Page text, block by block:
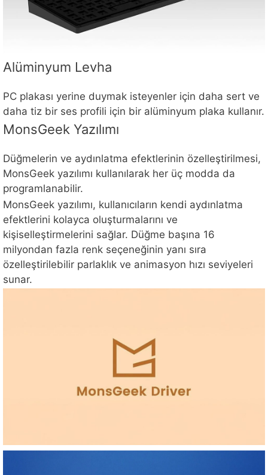
Alüminyum Levha
PC plakası yerine duymak isteyenler için daha sert ve
daha tiz bir ses profili için bir alüminyum plaka kullanır.
MonsGeek Yazılımı
Düğmelerin ve aydınlatma efektlerinin özelleştirilmesi,
MonsGeek yazılımı kullanılarak her üç modda da
programlanabilir.
MonsGeek yazılımı, kullanıcıların kendi aydınlatma
efektlerini kolayca oluşturmalarını ve
kişiselleştirmelerini sağlar. Düğme başına 16
milyondan fazla renk seçeneğinin yanı sıra
özelleştirilebilir parlaklık ve animasyon hızı seviyeleri
sunar.